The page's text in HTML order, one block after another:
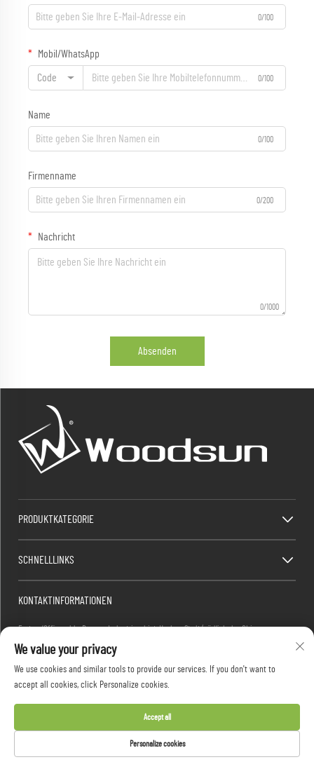
0/100
Mobil/WhatsApp
Code 0/100
Name
0/100
Firmenname
0/200
Nachricht
0/1000
Absenden
PRODUKTKATEGORIE
SCHNELLLINKS
KONTAKTINFORMATIONEN
Factory/Office add : Dawang Industriegebiet, Heshan Stadt (südlich der China
Nationalstraße 325), Yangjiang, Guangdong, China
E-Mail: [email protected]
Tel:+86-13376626036
Copyright © 2026 Guangdong Woodsun Housewares Co., Ltd. Alle Rechte vorbehalten -
We value your privacy
We use cookies and similar tools to provide our services. If you don't want to
accept all cookies, click Personalize cookies.
Personalize cookies
Accept all